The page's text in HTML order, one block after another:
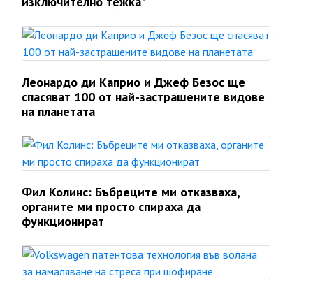
Леонардо ди Каприо и Джеф Безос ще
спасяват 100 от най-застрашените видове
на планетата
Фил Колинс: Бъбреците ми отказваха,
органите ми просто спираха да
функционират